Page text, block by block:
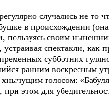
случались не то
в происхождении
пользуясь своим
устраивая спектакли, как
субботних
ранним воскресным
хнычущим голосом:
при этом для